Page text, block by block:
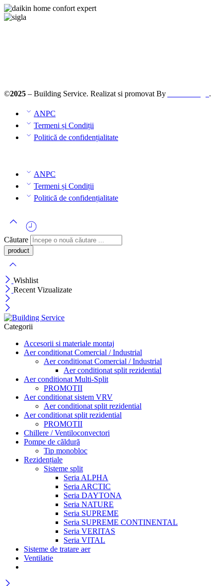
©2025 – Building Service. Realizat si promovat By .
ANPC
Termeni și Condiții
Politică de confidențialitate
ANPC
Termeni și Condiții
Politică de confidențialitate
Căutare
Wishlist
Recent Vizualizate
Categorii
Accesorii si materiale montaj
Aer conditionat Comercial / Industrial
Aer conditionat Comercial / Industrial
Aer conditionat split rezidential
Aer conditionat Multi-Split
PROMOTII
Aer conditionat sistem VRV
Aer conditionat split rezidential
Aer conditionat split rezidential
PROMOTII
Chillere / Ventiloconvectori
Pompe de căldură
Tip monobloc
Rezidențiale
Sisteme split
Seria ALPHA
Seria ARCTIC
Seria DAYTONA
Seria NATURE
Seria SUPREME
Seria SUPREME CONTINENTAL
Seria VERITAS
Seria VITAL
Sisteme de tratare aer
Ventilatie